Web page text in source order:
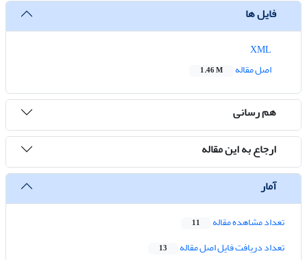
فایل ها
اصل مقاله
1.46 M
هم رسانی
ارجاع به این مقاله
آمار
تعداد مشاهده مقاله 11
تعداد دریافت فایل اصل مقاله 13